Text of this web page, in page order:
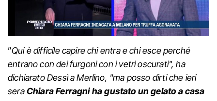
”Qui è difficile capire chi entra e chi esce perché
entrano con dei furgoni con i vetri oscurati", ha
dichiarato Dessì a Merlino, "ma posso dirti che ieri
seraChiara Ferragni ha gustato un gelato a casa